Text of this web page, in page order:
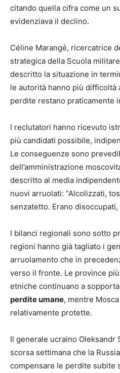
citando quella cifra come un
evidenziava il declino.
Céline Marangé, ricercatrice
strategica della Scuola
descritto la situazione in
le autorità hanno più difficoltà
perdite restano praticamente
I reclutatori hanno ricevuto
più candidati possibile,
Le conseguenze sono
dell’amministrazione
descritto al media
nuovi arruolati: “Alcolizzati,
senzatetto. Erano
I bilanci regionali sono sotto
regioni hanno già tagliato i
arruolamento che in
verso il fronte. Le province
etniche continuano a
perdite umane, mentre
relativamente protette.
Il generale ucraino Oleksandr
scorsa settimana che la
compensare le perdite subite